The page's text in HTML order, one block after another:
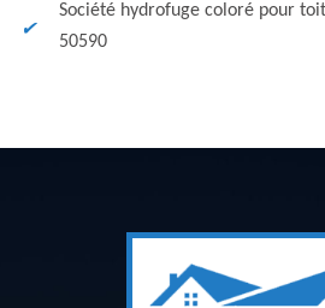
Société hydrofuge coloré pour
50590